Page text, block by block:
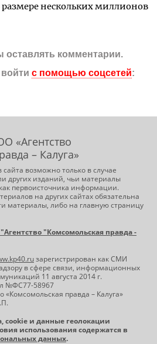
нескольких миллионов
оставлять комментарии.
с помощью соцсетей:
«Агентство
– Калуга»
возможно только в случае
других изданий, чьи материалы
первоисточника информации.
на других сайтах обязательна
материалы, либо на главную страницу
"Комсомольская правда -
зарегистрирован как СМИ
в сфере связи, информационных
11 августа 2014 г.
№ФС77-58967
«Комсомольская правда – Калуга»
cookie и данные геолокации
использования содержатся в
данных.